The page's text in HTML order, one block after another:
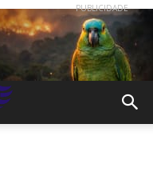
PUBLICIDADE